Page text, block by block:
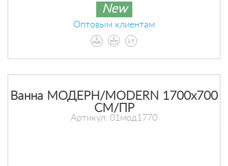
New
Оптовым клиентам
Ванна МОДЕРН/MODERN 1700х700
СМ/ПР
Артикул: 01мод1770